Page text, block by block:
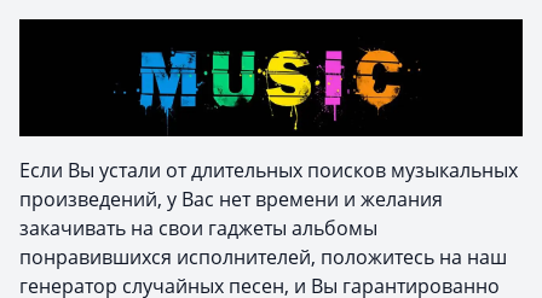
Если Вы устали от длительных поисков музыкальных
произведений, у Вас нет времени и желания
закачивать на свои гаджеты альбомы
понравившихся исполнителей, положитесь на наш
генератор случайных песен, и Вы гарантированно